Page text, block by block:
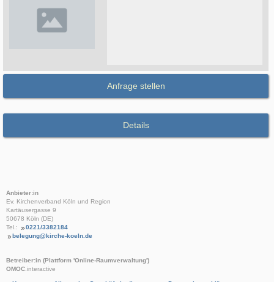
Anfrage stellen
Details
Anbieter:in
Ev. Kirchenverband Köln und Region
Kartäusergasse 9
50678 Köln (DE)
Tel.:
0221/3382184
belegung@kirche-koeln.de
Betreiber:in (Plattform 'Online-Raumverwaltung')
OMOC.interactive